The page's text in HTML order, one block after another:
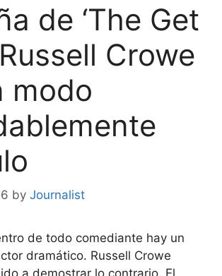
de ‘The Get
Crowe
modo
by Journalist
de todo comediante hay un
dramático. Russell Crowe